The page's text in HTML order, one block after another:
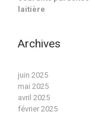
laitière
Archives
juin 2025
mai 2025
avril 2025
février 2025